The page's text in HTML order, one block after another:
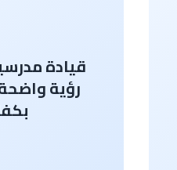
قيادة
رؤية